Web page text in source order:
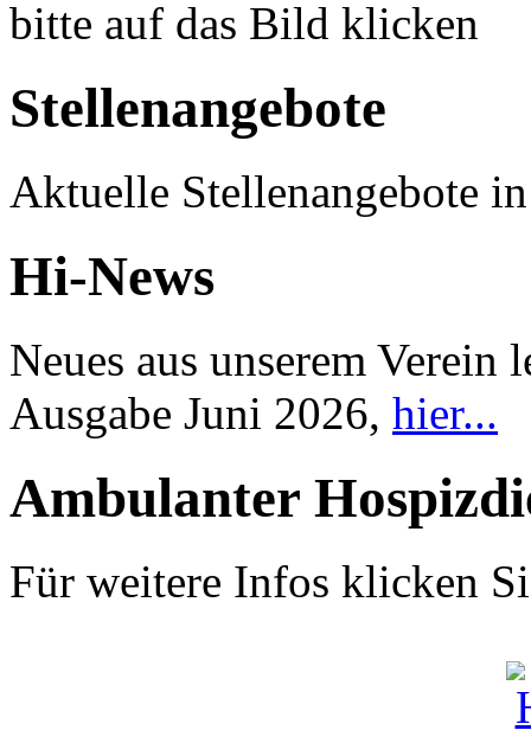
bitte auf das Bild klicken
Stellenangebote
Aktuelle Stellenangebote
Hi-News
Neues aus unserem
Ausgabe Juni 2026, hier...
Ambulanter
Für weitere Infos klicken